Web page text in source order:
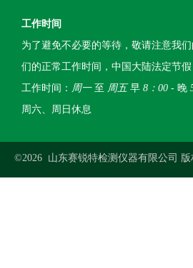
工作时间
为了避免不必要的等待，敬请注意我
们的正常工作时间，中国大陆法定节假
工作时间： 周一至 周五早 8：00 - 晚
周六、周日休息
©2026 山东赛锐特检测仪器有限公司 版